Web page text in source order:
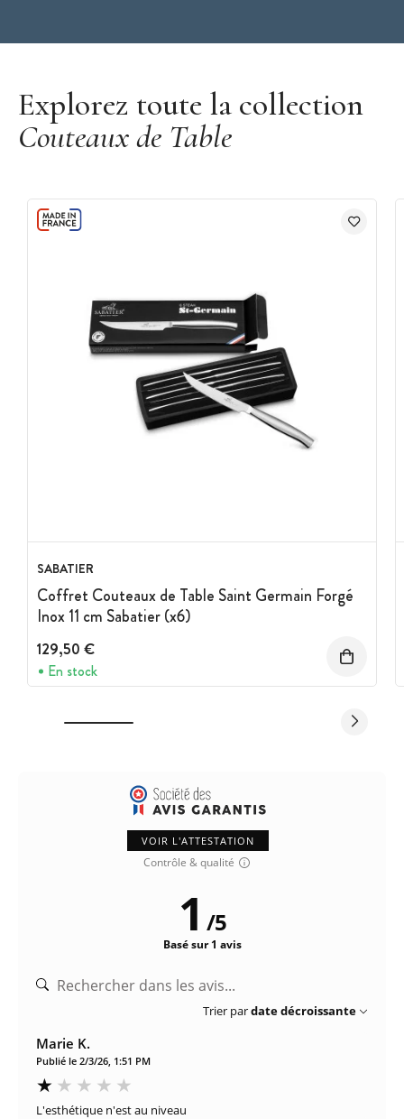
Explorez toute la collection
Couteaux de Table
SABATIER
Coffret Couteaux de Table Saint Germain Forgé
Inox 11 cm Sabatier (x6)
129,50 €
En stock
VOIR L'ATTESTATION
Contrôle & qualité
1 /5
Basé sur 1 avis
Trier pardate décroissante
Marie K.
Publié le 2/3/26, 1:51 PM
L'esthétique n'est au niveau